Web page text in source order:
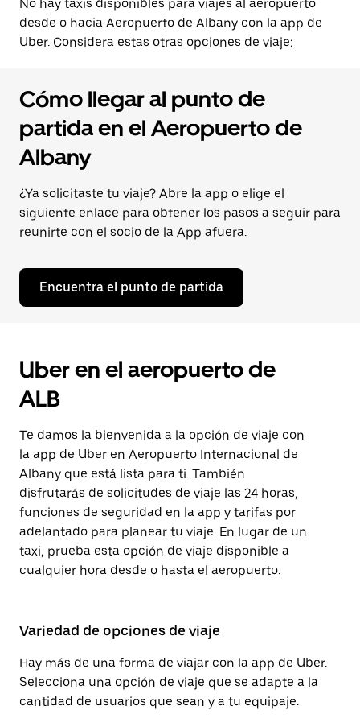
No hay taxis disponibles para viajes al aeropuerto
desde o hacia Aeropuerto de Albany con la app de
Uber. Considera estas otras opciones de viaje:
Cómo llegar al punto de
partida en el Aeropuerto de
Albany
¿Ya solicitaste tu viaje? Abre la app o elige el
siguiente enlace para obtener los pasos a seguir para
reunirte con el socio de la App afuera.
Encuentra el punto de partida
Uber en el aeropuerto de
ALB
Te damos la bienvenida a la opción de viaje con
la app de Uber en Aeropuerto Internacional de
Albany que está lista para ti. También
disfrutarás de solicitudes de viaje las 24 horas,
funciones de seguridad en la app y tarifas por
adelantado para planear tu viaje. En lugar de un
taxi, prueba esta opción de viaje disponible a
cualquier hora desde o hasta el aeropuerto.
Variedad de opciones de viaje
Hay más de una forma de viajar con la app de Uber.
Selecciona una opción de viaje que se adapte a la
cantidad de usuarios que sean y a tu equipaje.